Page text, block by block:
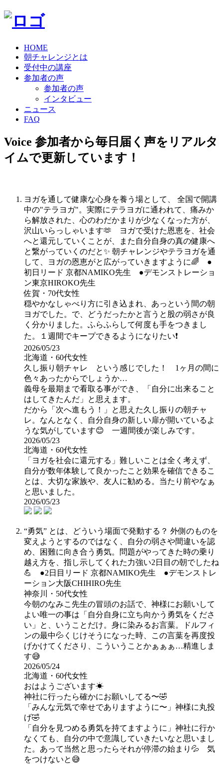
HOME
朝チャレンジとは
受付中の講座
参加者の声
参加者の声
インタビュー
ニュース
FAQ
Voice 参加者から毎日届く声をリアルタ
イムで更新しています！
ヨガを通して健康な心身を養う場として、 全国で開講
中の"テラヨガ"。実際にテラヨガに通われて、痛みか
ら解放された、心のわだかまりが少なくなった方が、
沢山いらっしゃいます🫶 ヨガで受けた恩恵を、社会
へと還元していくことが、また自分自身の真の健康へ
と繋がっていくのだと✨ 朝チャレンジやテラヨガを通
して、ヨガの恩恵がと広がっていきますように🌈 ●
初日リード 京都NAMIKO先生 ●デモンストレーショ
ン東京HIROKO先生
佐賀・70代女性
穏やかなしゃべり方に引き込まれ、あっという間の朝
ヨガでした。で、どうだったかと言うと股の弱さが良
く分かりました。ふらふらして何度も手をつきまし
た。１週間でキープできるようになりたい❗️
2026/05/23
北海道・60代女性
久し振り朝チャレ という感じでした！ 1ヶ月の間に
色々あったからでしょうか…
義母を最期まで看取る事ができ、「自分に出来ること
はしてきたんだ」と思えます。
だから「次へ進もう！」と思えた久し振りの朝チャ
レ。なんとなく、自分自身の新しい扉が開いているよ
うな気がしています😊 一週間後が楽しみです。
2026/05/23
北海道・60代女性
「ヨガを社会に還元する」難しいことは全く考えず、
自分が数年体験して良かったこと効果を確信できるこ
とは、大切な家族や、友人に勧める。当たり前やなぁ
と思いました。
2026/05/23
“勇気” とは、どういう場面で発動する？ 外側のものを
変えようとするのではなく、自分の弱さや間違いを認
め、困難に向き合う勇気。問題がやってきた時の乗り
越え方を、指し示してくれた力強い2日目の朝でしたね
💪 ●2日目リード 京都NAMIKO先生 ●デモンストレ
ーション大阪CHIHIRO先生
神奈川・50代女性
今朝のなみこ先生の冒頭のお話で、神様にお願いして
よい唯一の事は「自分自身に立ち向かう勇気をくださ
い」と、いうことだけ。身に染みるお言葉。ドルフィ
ンの最中💦くじけそうになった時、この言葉を再度投
げかけてくださり、こういうことかぁぁぁ…精進しま
す😅
2026/05/24
北海道・60代女性
おはようございます☀
神社に行ったら確かにお願いしてる〜🤣
「みんな元気で幸せでありますように〜」神様に丸投
げ🤣
「自分を見つめる勇気を持てますように」神社に行か
なくても、自分の中で意識していきたいなと思いまし
た。あって当然と思ったらそれが停滞の始まり💦 気
をつけないと😅